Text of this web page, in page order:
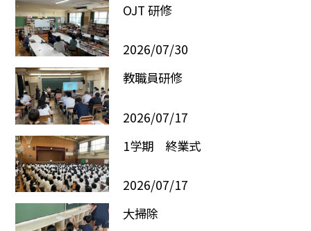
OJT 研修
2026/07/30
教職員研修
2026/07/17
1学期 終業式
2026/07/17
大掃除